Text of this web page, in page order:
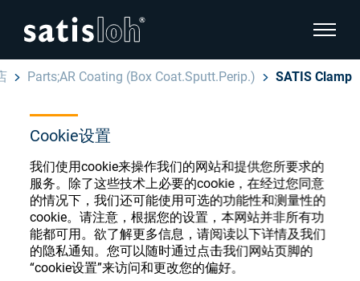
Cookie设置
我们使用cookie来操作我们的网站和提供您所要求的
服务。除了这些技术上必要的cookie，在经过您同意
的情况下，我们还可能使用可选的功能性和测量性的
cookie。请注意，根据您的设置，本网站并非所有功
能都可用。欲了解更多信息，请阅读以下详情及我们
的隐私通知。您可以随时通过点击我们网站页脚的
“cookie设置”来访问和更改您的偏好。
显示页
汉语
眼镜光学
精密光学
隐藏页面导航
English
Deutsch
Español
Français
Parts;AR Coating (Box Coat.Sputt.Perip.) SATIS Clamp
眼镜光学耗材商店
注册或登录以访问您的帐户，并了解我们的各
种眼镜光学耗材